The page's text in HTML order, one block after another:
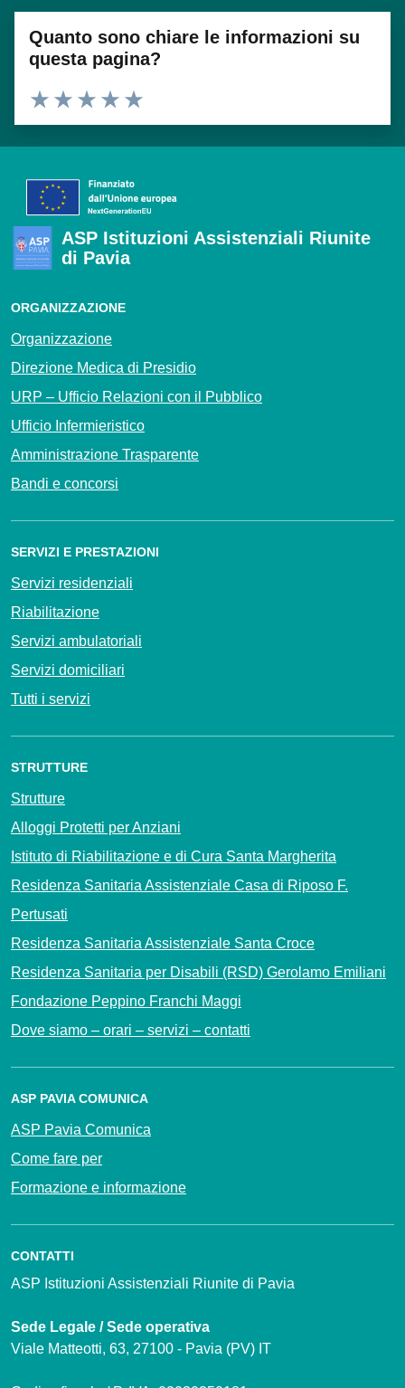
Quanto sono chiare le informazioni su
questa pagina?
ASP Istituzioni Assistenziali Riunite
di Pavia
ORGANIZZAZIONE
Organizzazione
Direzione Medica di Presidio
URP – Ufficio Relazioni con il Pubblico
Ufficio Infermieristico
Amministrazione Trasparente
Bandi e concorsi
SERVIZI E PRESTAZIONI
Servizi residenziali
Riabilitazione
Servizi ambulatoriali
Servizi domiciliari
Tutti i servizi
STRUTTURE
Strutture
Alloggi Protetti per Anziani
Istituto di Riabilitazione e di Cura Santa Margherita
Residenza Sanitaria Assistenziale Casa di Riposo F.
Pertusati
Residenza Sanitaria Assistenziale Santa Croce
Residenza Sanitaria per Disabili (RSD) Gerolamo Emiliani
Fondazione Peppino Franchi Maggi
Dove siamo – orari – servizi – contatti
ASP PAVIA COMUNICA
ASP Pavia Comunica
Come fare per
Formazione e informazione
CONTATTI
ASP Istituzioni Assistenziali Riunite di Pavia
Sede Legale / Sede operativa
Viale Matteotti, 63, 27100 - Pavia (PV) IT